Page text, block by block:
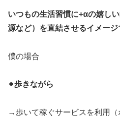
いつもの生活習慣に+αの嬉し
源など）を直結させるイメージ
僕の場合
⚫︎歩きながら
→歩いて稼ぐサービスを利用